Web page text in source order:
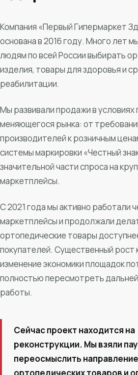
Компания «Первый Гипермаркет
основана в 2016 году. Много лет
людям по всей России выбирать
изделия, товары для здоровья и
реабилитации.
Мы развивали продажи в условиях
меняющегося рынка: от
производителей к розничным
системы маркировки «Честный
значительной части спроса на
маркетплейсы.
С 2021 года мы активно работали
маркетплейсы и продолжали
ортопедические товары
покупателей. Существенный рост
изменение экономики площадок
полностью пересмотреть
работы.
Сейчас проект находится на
реконструкции. Мы взяли
переосмыслить